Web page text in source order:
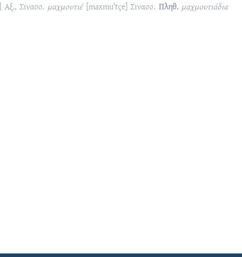
Αξ., Σινασσ. μαχμουτιέ [maxmuˈtçe] Σινασσ. Πληθ. μαχμουτιάδια